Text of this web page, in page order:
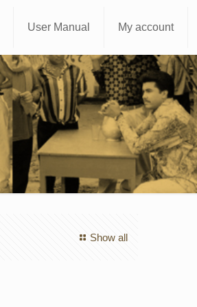
User Manual My account
Show all